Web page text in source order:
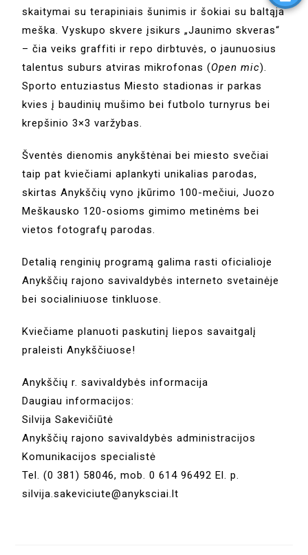
skaitymai su terapiniais šunimis ir šokiai su baltąja
meška. Vyskupo skvere įsikurs „Jaunimo skveras“
– čia veiks graffiti ir repo dirbtuvės, o jaunuosius
talentus suburs atviras mikrofonas (Open mic).
Sporto entuziastus Miesto stadionas ir parkas
kvies į baudinių mušimo bei futbolo turnyrus bei
krepšinio 3×3 varžybas.
Šventės dienomis anykštėnai bei miesto svečiai
taip pat kviečiami aplankyti unikalias parodas,
skirtas Anykščių vyno įkūrimo 100-mečiui, Juozo
Meškausko 120-osioms gimimo metinėms bei
vietos fotografų parodas.
Detalią renginių programą galima rasti oficialioje
Anykščių rajono savivaldybės interneto svetainėje
bei socialiniuose tinkluose.
Kviečiame planuoti paskutinį liepos savaitgalį
praleisti Anykščiuose!
Anykščių r. savivaldybės informacija
Daugiau informacijos:
Silvija Sakevičiūtė
Anykščių rajono savivaldybės administracijos
Komunikacijos specialistė
Tel. (0 381) 58046, mob. 0 614 96492 El. p.
silvija.sakeviciute@anyksciai.lt